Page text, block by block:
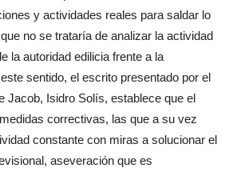
y actividades reales para saldar lo
no se trataría de analizar la actividad
la autoridad edilicia frente a la
sentido, el escrito presentado por el
Jacob, Isidro Solís, establece que el
correctivas, las que a su vez
constante con miras a solucionar el
aseveración que es